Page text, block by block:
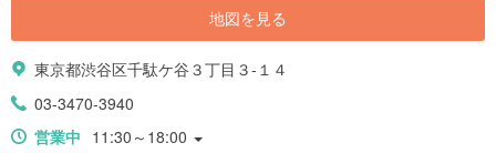
地図を見る
東京都渋谷区千駄ケ谷３丁目３-１４
03-3470-3940
営業中 11:30～18:00